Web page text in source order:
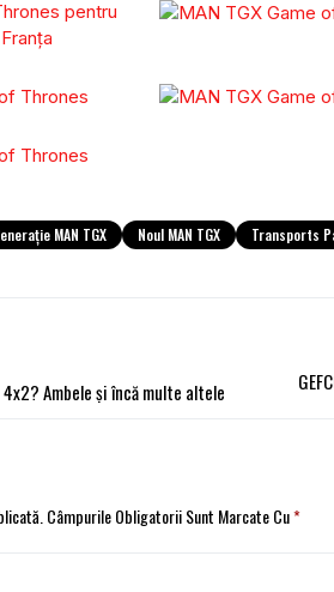
MAN TGX Noul MAN TGX Transports
Ambele și încă multe altele
Câmpurile Obligatorii Sunt Marcate Cu*